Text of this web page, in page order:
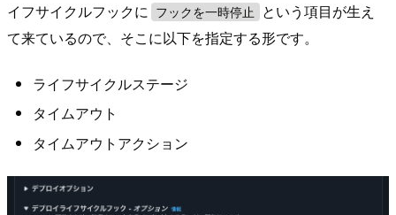
イフサイクルフックに
フックを一時停止
という項目が生え
て来ているので、そこに以下を指定する形です。
ライフサイクルステージ
タイムアウト
タイムアウトアクション